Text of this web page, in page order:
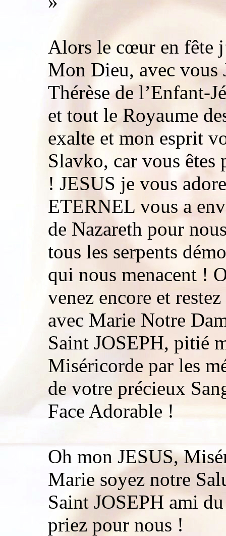
Alors le cœur en fête
Mon Dieu, avec vous
Thérèse de l’Enfant-
et tout le Royaume
exalte et mon esprit
Slavko, car vous êtes
! JESUS je vous
ETERNEL vous a
de Nazareth pour
tous les serpents
qui nous menacent !
venez encore et
avec Marie Notre
Saint JOSEPH, pitié
Miséricorde par les
de votre précieux
Face Adorable !
Oh mon JESUS,
Marie soyez notre
Saint JOSEPH ami
priez pour nous !